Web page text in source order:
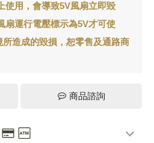
使用，會導致5V風扇立即毀
扇運行電壓標示為5V才可使
所造成的毀損，恕零售及通路商
商品諮詢